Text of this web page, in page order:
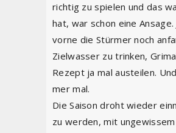
richtig zu spielen und das
hat, war schon eine
vorne die Stürmer noch
Zielwasser zu trinken,
Rezept ja mal austeilen.
mer mal.
Die Saison droht wieder
zu werden, mit ungewissem